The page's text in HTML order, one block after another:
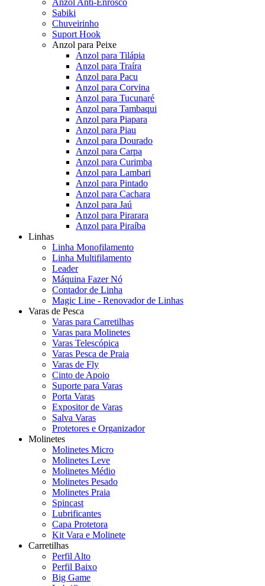
Anzol Anti-Enrosco
Sabiki
Chuveirinho
Suport Hook
Anzol para Peixe
Anzol para Tilápia
Anzol para Traíra
Anzol para Pacu
Anzol para Corvina
Anzol para Tucunaré
Anzol para Tambaqui
Anzol para Piapara
Anzol para Piau
Anzol para Dourado
Anzol para Carpa
Anzol para Curimba
Anzol para Lambari
Anzol para Pintado
Anzol para Cachara
Anzol para Jaú
Anzol para Pirarara
Anzol para Piraíba
Linhas
Linha Monofilamento
Linha Multifilamento
Leader
Máquina Fazer Nó
Contador de Linha
Magic Line - Renovador de Linhas
Varas de Pesca
Varas para Carretilhas
Varas para Molinetes
Varas Telescópica
Varas Pesca de Praia
Varas de Fly
Cinto de Apoio
Suporte para Varas
Porta Varas
Expositor de Varas
Salva Varas
Protetores e Organizador
Molinetes
Molinetes Micro
Molinetes Leve
Molinetes Médio
Molinetes Pesado
Molinetes Praia
Spincast
Lubrificantes
Capa Protetora
Kit Vara e Molinete
Carretilhas
Perfil Alto
Perfil Baixo
Big Game